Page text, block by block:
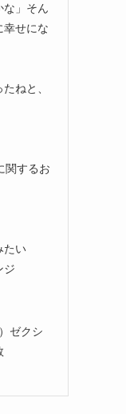
な」そん
幸せにな
ねと、
関するお
たい
ジ
ゼクシ